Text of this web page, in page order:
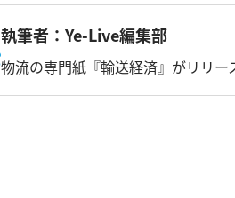
執筆者：Ye-Live編集部
物流の専門紙『輸送経済』がリリ